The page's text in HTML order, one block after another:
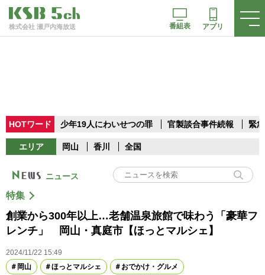
株式会社 瀬戸内海放送 番組表 アプリ
HOTワード 少年19人にわいせつの罪 官製談合事件続報 緊
エリア 岡山 香川 全国
ニュース
特集
創業から300年以上…老舗温泉旅館で味わう「豪華フ
レンチ」 岡山・真庭市【ほっとマルシェ】
2024/11/22 15:49
岡山
ほっとマルシェ おでかけ・グルメ